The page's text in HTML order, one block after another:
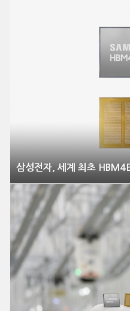
삼성전자, 세계 최초